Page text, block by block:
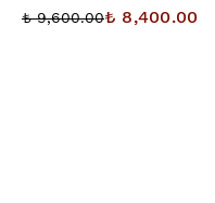
₺ 9,600.00₺ 8,400.00